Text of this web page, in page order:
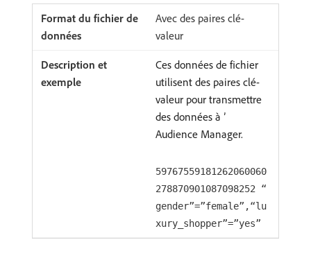
Avec des paires clé-
valeur
Ces données de fichier
utilisent des paires clé-
valeur pour transmettre
des données à ’
Audience Manager.
59767559181262060060
278870901087098252 “
gender”=”female”,“lu
xury_shopper”=”yes”